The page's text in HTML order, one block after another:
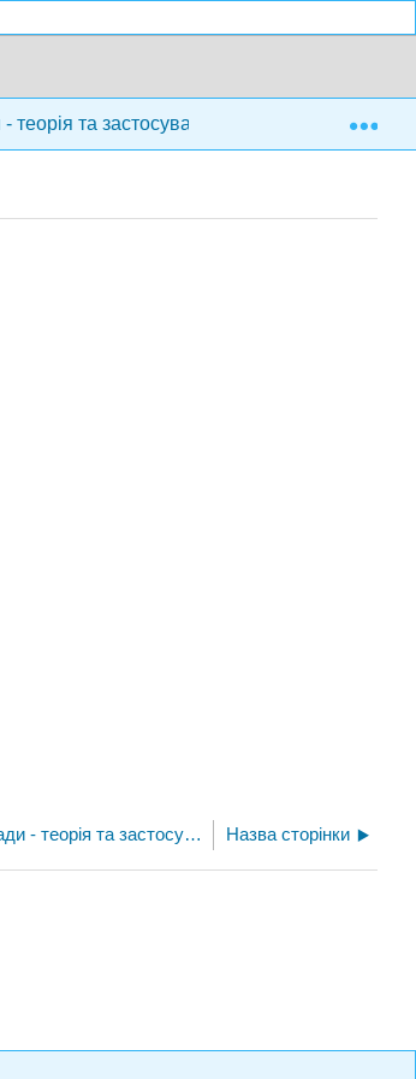
теорія та застосування (Fiore)
Книга: Напівпровідникові прилади - теорія та застосування (Fiore) Назва сторінки